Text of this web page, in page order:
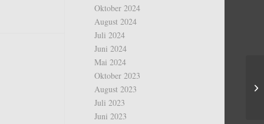
Oktober 2024
August 2024
Juli 2024
Juni 2024
Mai 2024
Oktober 2023
August 2023
Juli 2023
Juni 2023